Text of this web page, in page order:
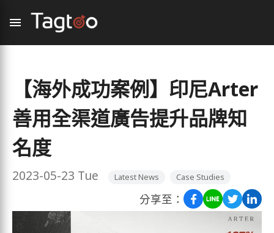
【海外成功案例】印尼Arter
善用全渠道廣告提升品牌知
名度
2023-05-23 Tue Latest News Case Studies
分享至：